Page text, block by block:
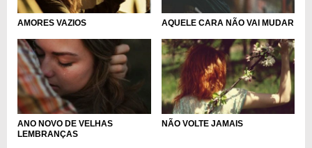
AMORES VAZIOS AQUELE CARA NÃO VAI MUDAR
ANO NOVO DE VELHAS
LEMBRANÇAS
NÃO VOLTE JAMAIS